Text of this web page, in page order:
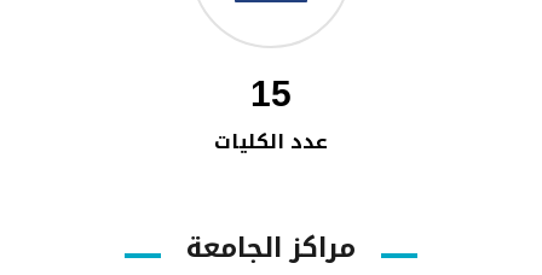
15
عدد الكليات
مراكز الجامعة